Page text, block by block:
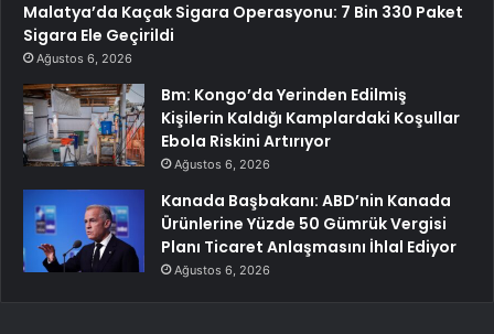
Malatya’da Kaçak Sigara Operasyonu: 7 Bin 330 Paket
Sigara Ele Geçirildi
Ağustos 6, 2026
Bm: Kongo’da Yerinden Edilmiş
Kişilerin Kaldığı Kamplardaki Koşullar
Ebola Riskini Artırıyor
Ağustos 6, 2026
Kanada Başbakanı: ABD’nin Kanada
Ürünlerine Yüzde 50 Gümrük Vergisi
Planı Ticaret Anlaşmasını İhlal Ediyor
Ağustos 6, 2026